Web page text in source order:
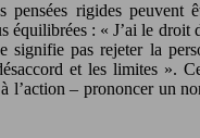
pensées rigides peuvent
équilibrées : « J’ai le droit
signifie pas rejeter la
et les limites ».
l’action – prononcer un